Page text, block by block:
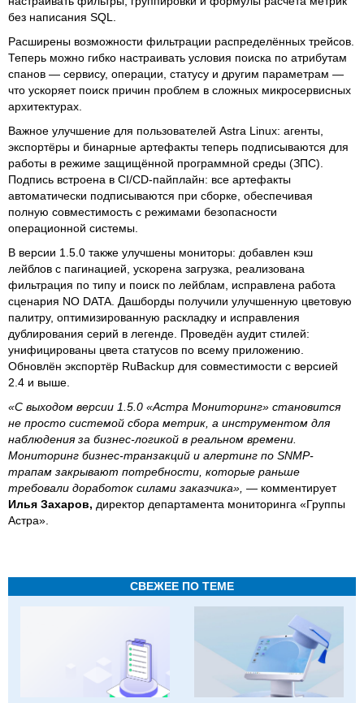
без написания SQL.
Расширены возможности фильтрации распределённых трейсов.
Теперь можно гибко настраивать условия поиска по атрибутам
спанов — сервису, операции, статусу и другим параметрам —
что ускоряет поиск причин проблем в сложных микросервисных
архитектурах.
Важное улучшение для пользователей Astra Linux: агенты,
экспортёры и бинарные артефакты теперь подписываются для
работы в режиме защищённой программной среды (ЗПС).
Подпись встроена в CI/CD-пайплайн: все артефакты
автоматически подписываются при сборке, обеспечивая
полную совместимость с режимами безопасности
операционной системы.
В версии 1.5.0 также улучшены мониторы: добавлен кэш
лейблов с пагинацией, ускорена загрузка, реализована
фильтрация по типу и поиск по лейблам, исправлена работа
сценария NO DATA. Дашборды получили улучшенную цветовую
палитру, оптимизированную раскладку и исправления
дублирования серий в легенде. Проведён аудит стилей:
унифицированы цвета статусов по всему приложению.
Обновлён экспортёр RuBackup для совместимости с версией
2.4 и выше.
«С выходом версии 1.5.0 «Астра Мониторинг» становится
не просто системой сбора метрик, а инструментом для
наблюдения за бизнес-логикой в реальном времени.
Мониторинг бизнес-транзакций и алертинг по SNMP-
трапам закрывают потребности, которые раньше
требовали доработок силами заказчика», — комментирует
Илья Захаров, директор департамента мониторинга «Группы
Астра».
СВЕЖЕЕ ПО ТЕМЕ